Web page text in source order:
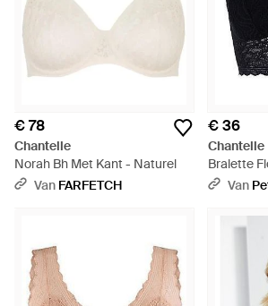
€ 78
Chantelle
Norah Bh Met Kant - Naturel
Van FARFETCH
€ 36
Chantelle
Bralette
Zwart
Van